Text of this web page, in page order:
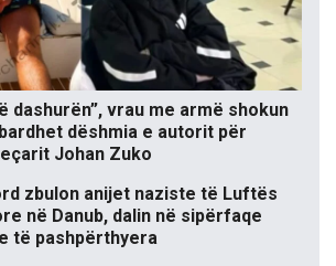
dashurën”, vrau me armë shokun
dëshmia e autorit për
Johan Zuko
zbulon anijet naziste të Luftës
në Danub, dalin në sipërfaqe
të pashpërthyera